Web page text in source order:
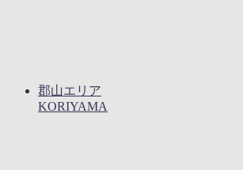
郡山エリア
KORIYAMA